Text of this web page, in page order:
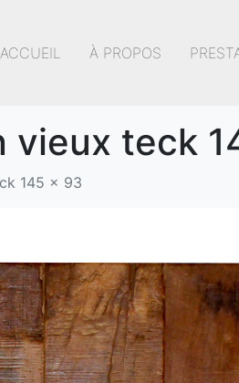
ACCUEIL À PROPOS
vieux teck
145 x 93